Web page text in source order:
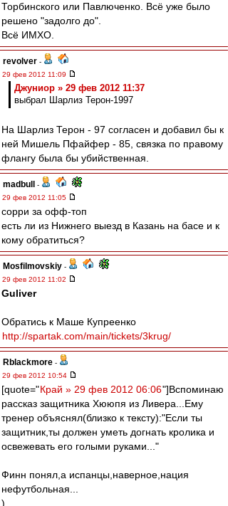
Торбинского или Павлюченко. Всё уже было
решено "задолго до".
Всё ИМХО.
revolver -
29 фев 2012 11:09
Джуниор » 29 фев 2012 11:37
выбрал Шарлиз Терон-1997
На Шарлиз Терон - 97 согласен и добавил бы к
ней Мишель Пфайфер - 85, связка по правому
флангу была бы убийственная.
madbull
-
29 фев 2012 11:05
сорри за офф-топ
есть ли из Нижнего выезд в Казань на басе и к
кому обратиться?
Mosfilmovskiy -
29 фев 2012 11:02
Guliver
Обратись к Маше Купреенко
http://spartak.com/main/tickets/3krug/
Rblackmore -
29 фев 2012 10:54
[quote="Край » 29 фев 2012 06:06"]Вспоминаю
рассказ защитника Хююпя из Ливера...Ему
тренер объяснял(близко к тексту):"Если ты
защитник,ты должен уметь догнать кролика и
освежевать его голыми руками..."
Финн понял,а испанцы,наверное,нация
нефутбольная...
)